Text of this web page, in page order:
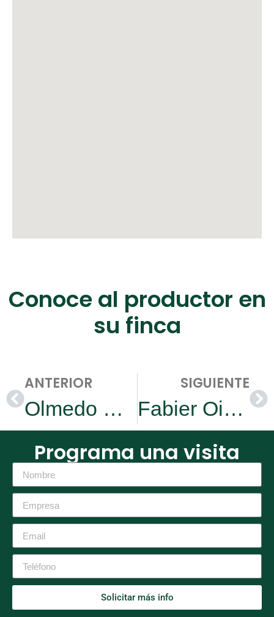
Conoce al productor en
su finca
ANTERIOR
Olmedo Cebay Caldon
SIGUIENTE
Fabier Oidor: Jaihyo Coffee
Programa una visita
Solicitar más info